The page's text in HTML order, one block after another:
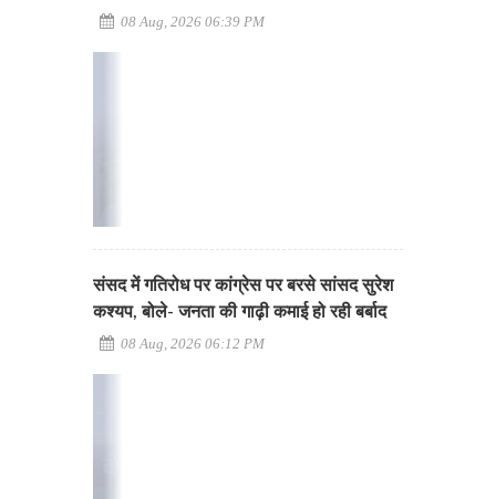
08 Aug, 2026 06:39 PM
संसद में गतिरोध पर कांग्रेस पर बरसे सांसद सुरेश
कश्यप, बोले- जनता की गाढ़ी कमाई हो रही बर्बाद
08 Aug, 2026 06:12 PM